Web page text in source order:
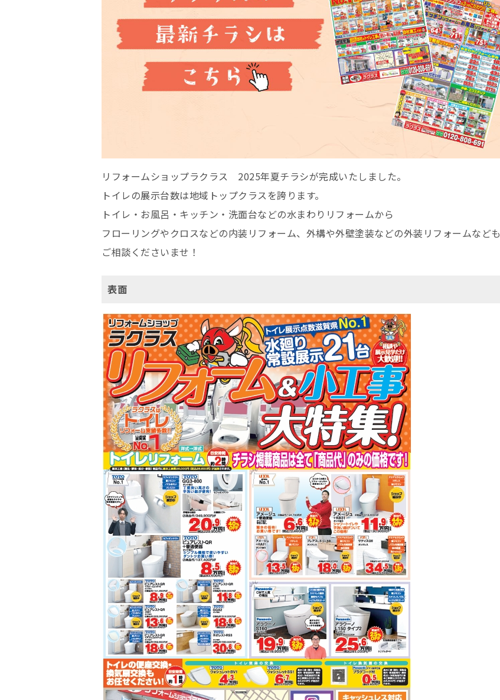
リフォームショップラクラス 2025年夏チラシが完成いたしました。
トイレの展示台数は地域トップクラスを誇ります。
トイレ・お風呂・キッチン・洗面台などの水まわりリフォームから
フローリングやクロスなどの内装リフォーム、外構や外壁塗装などの外装リフォームなども
ご相談くださいませ！
表面